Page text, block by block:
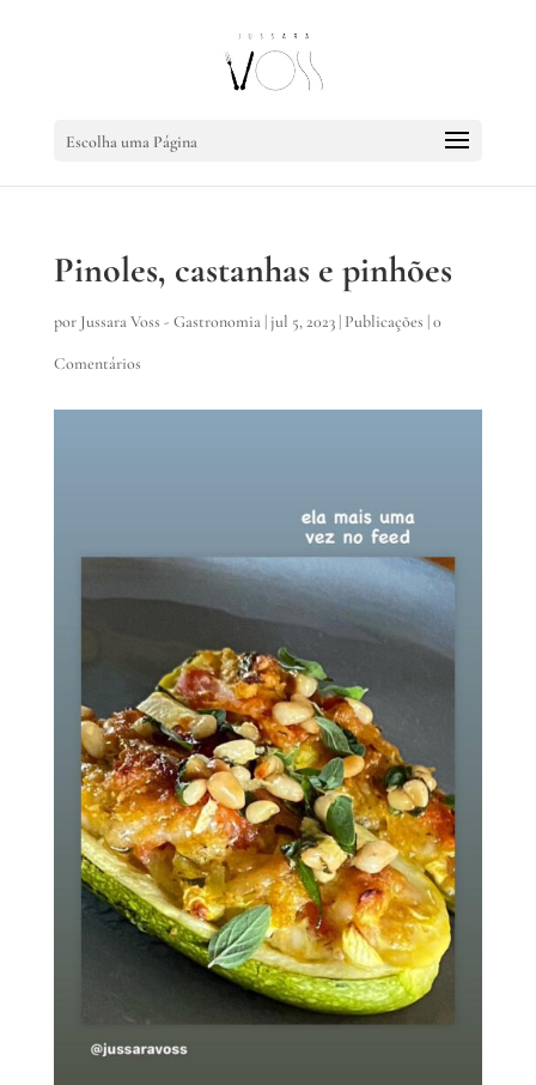
Escolha uma Página
Pinoles, castanhas e pinhões
por Jussara Voss - Gastronomia|jul 5, 2023| Publicações |0
Comentários